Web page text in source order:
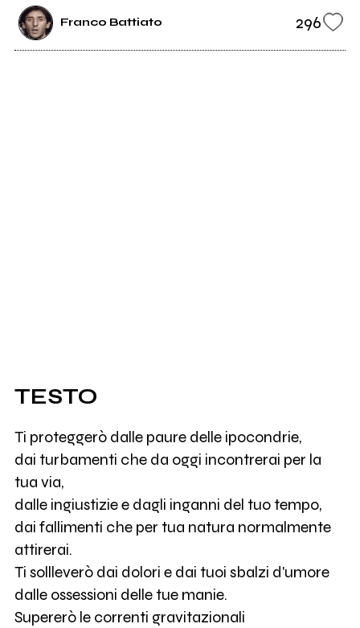
Franco Battiato 296
TESTO
Ti proteggerò dalle paure delle ipocondrie,
dai turbamenti che da oggi incontrerai per la
tua via,
dalle ingiustizie e dagli inganni del tuo tempo,
dai fallimenti che per tua natura normalmente
attirerai.
Ti sollleverò dai dolori e dai tuoi sbalzi d'umore
dalle ossessioni delle tue manie.
Supererò le correnti gravitazionali